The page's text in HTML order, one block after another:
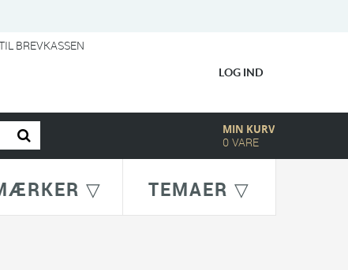
BREVKASSEN
LOG IND
MIN KURV
0 VARE
▽ TEMAER ▽